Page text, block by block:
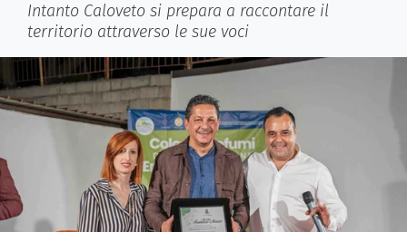
Intanto Caloveto si prepara a raccontare il
territorio attraverso le sue voci